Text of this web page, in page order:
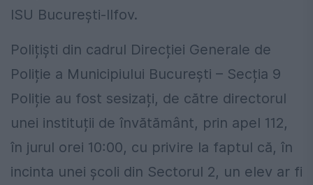
ISU București-Ilfov.
Polițiști din cadrul Direcției Generale de
Poliție a Municipiului București – Secția 9
Poliție au fost sesizați, de către directorul
unei instituții de învătământ, prin apel 112,
în jurul orei 10:00, cu privire la faptul că, în
incinta unei școli din Sectorul 2, un elev ar fi